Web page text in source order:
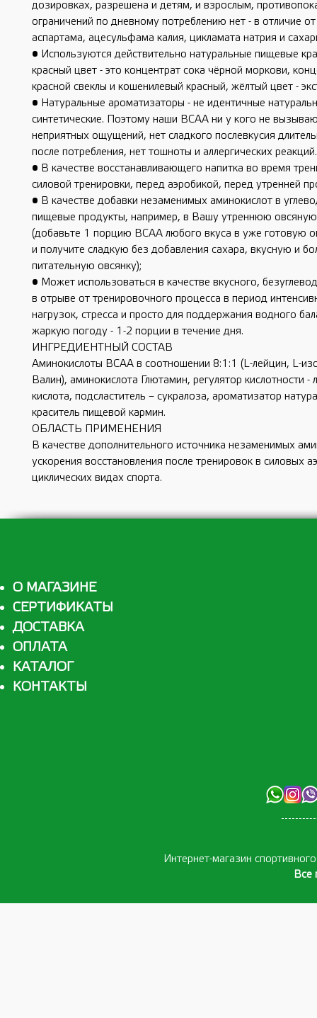
дозировках, разрешена и детям, и взрослым,
ограничений по дневному потреблению нет - в отличие
аспартама, ацесульфама калия, цикламата натрия и
• Используются действительно натуральные пищевые
красный цвет - это концентрат сока чёрной моркови,
красной свеклы и кошенилевый красный, жёлтый цвет -
• Натуральные ароматизаторы - не идентичные
синтетические. Поэтому наши ВСАА ни у кого не
неприятных ощущений, нет сладкого послевкусия
после потребления, нет тошноты и аллергических
• В качестве восстанавливающего напитка во время
силовой тренировки, перед аэробикой, перед утренней
• В качестве добавки незаменимых аминокислот в
пищевые продукты, например, в Вашу утреннюю
(добавьте 1 порцию BCAA любого вкуса в уже готовую
и получите сладкую без добавления сахара, вкусную и
питательную овсянку);
• Может использоваться в качестве вкусного,
в отрыве от тренировочного процесса в период
нагрузок, стресса и просто для поддержания водного
жаркую погоду - 1-2 порции в течение дня.
ИНГРЕДИЕНТНЫЙ СОСТАВ
Аминокислоты BCAA в соотношении 8:1:1 (L-лейцин, L-
Валин), аминокислота Глютамин, регулятор кислотности -
кислота, подсластитель – сукралоза, ароматизатор
краситель пищевой кармин.
ОБЛАСТЬ ПРИМЕНЕНИЯ
В качестве дополнительного источника незаменимых
ускорения восстановления после тренировок в силовых
циклических видах спорта.
О МАГАЗИНЕ
СЕРТИФИКАТЫ
ДОСТАВКА
ОПЛАТА
КАТАЛОГ
КОНТАКТЫ
Интернет-магазин
Все